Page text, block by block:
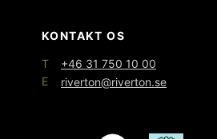
KONTAKT OS
T
+46 31 750 10 00
E
riverton@riverton.se